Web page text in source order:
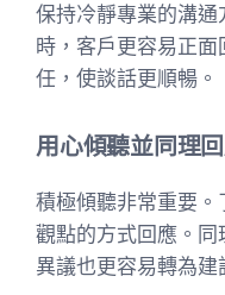
保持冷靜專業的溝
時，客戶更容易正
任，使談話更順暢。
用心傾聽並同理
積極傾聽非常重要
觀點的方式回應。同
異議也更容易轉為建